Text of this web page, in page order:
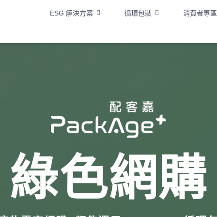
ESG 解決方案 循環包裝 消費者專區
綠色網購